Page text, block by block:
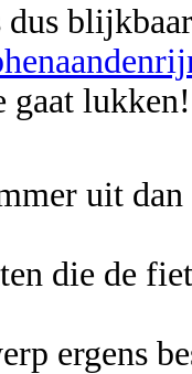
dus
gaat lukken!
uit
die de
ergens